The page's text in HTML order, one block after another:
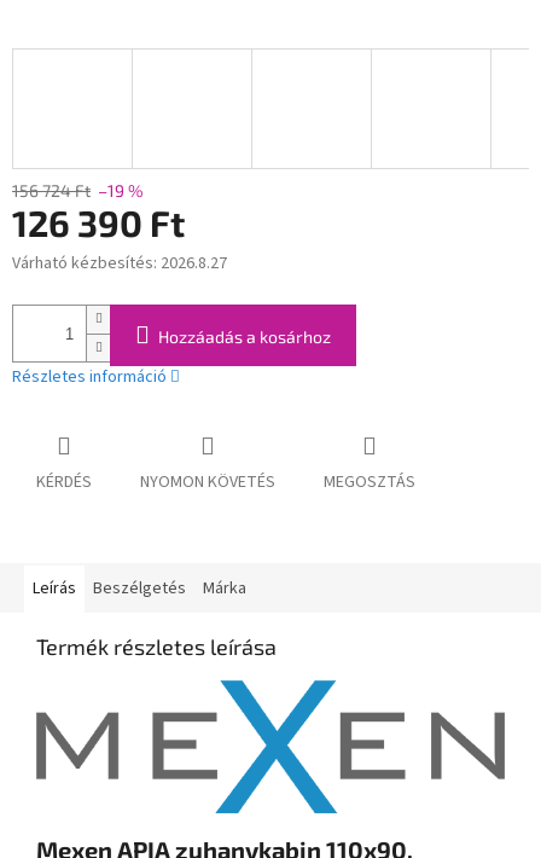
156 724 Ft –19 %
126 390 Ft
Egységár:
Várható kézbesítés: 2026.8.27
Hozzáadás a kosárhoz
Részletes információ
KÉRDÉS NYOMON KÖVETÉS MEGOSZTÁS
Leírás Beszélgetés Márka
Termék részletes leírása
Mexen APIA zuhanykabin 110x90,